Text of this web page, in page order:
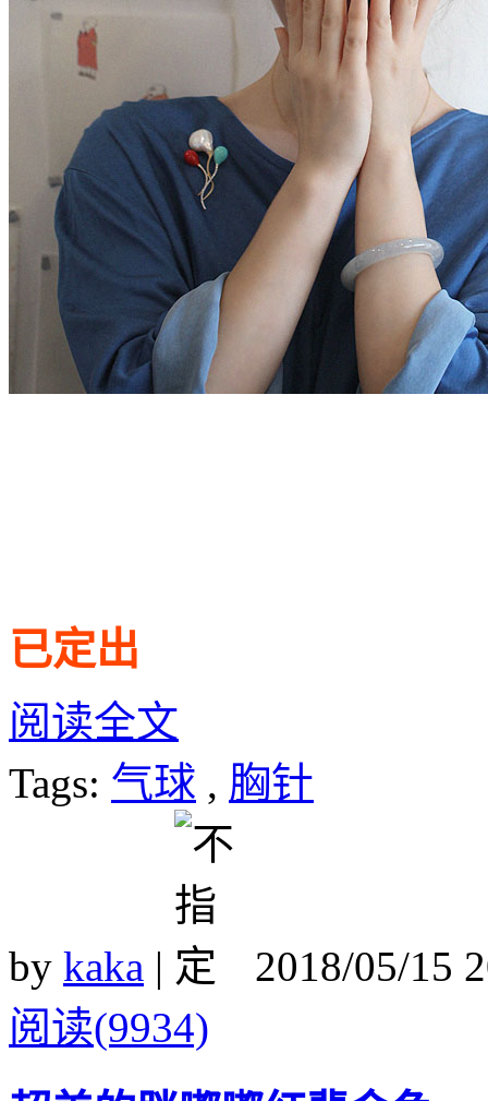
已定出
阅读全文
Tags: 气球 , 胸针
by kaka |
2018/05/15
阅读(9934)